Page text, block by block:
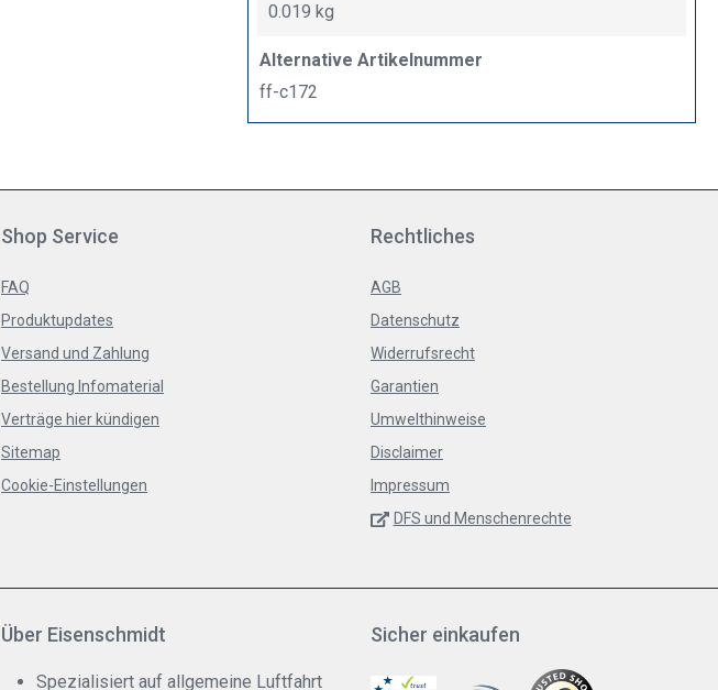
0.019 kg
Alternative Artikelnummer
ff-c172
Shop Service
FAQ
Produktupdates
Versand und Zahlung
Bestellung Infomaterial
Verträge hier kündigen
Sitemap
Cookie-Einstellungen
Rechtliches
AGB
Datenschutz
Widerrufsrecht
Garantien
Umwelthinweise
Disclaimer
Impressum
DFS und Menschenrechte
Über Eisenschmidt
Spezialisiert auf allgemeine Luftfahrt
Sicher einkaufen